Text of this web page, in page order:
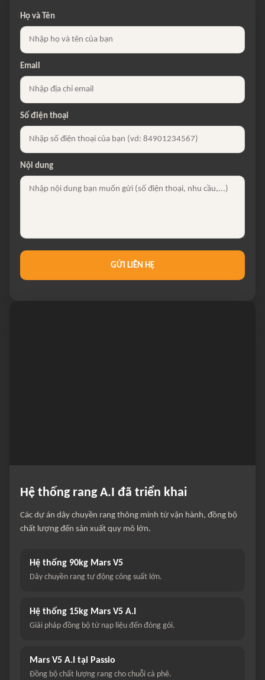
Hệ thống rang A.I đã triển khai
Các dự án dây chuyền rang thông minh từ vận hành, đồng bộ
chất lượng đến sản xuất quy mô lớn.
Hệ thống 90kg Mars V5
Dây chuyền rang tự động công suất lớn.
Hệ thống 15kg Mars V5 A.I
Giải pháp đồng bộ từ nạp liệu đến đóng gói.
Mars V5 A.I tại Passio
Đồng bộ chất lượng rang cho chuỗi cà phê.
Họ và Tên
Email
Số điện thoại
Nội dung
GỬI LIÊN HỆ